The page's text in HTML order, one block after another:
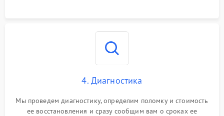
4. Диагностика
Мы проведем диагностику, определим поломку и стоимость
ее восстановления и сразу сообщим вам о сроках ее